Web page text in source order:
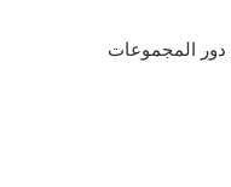
المجموعات